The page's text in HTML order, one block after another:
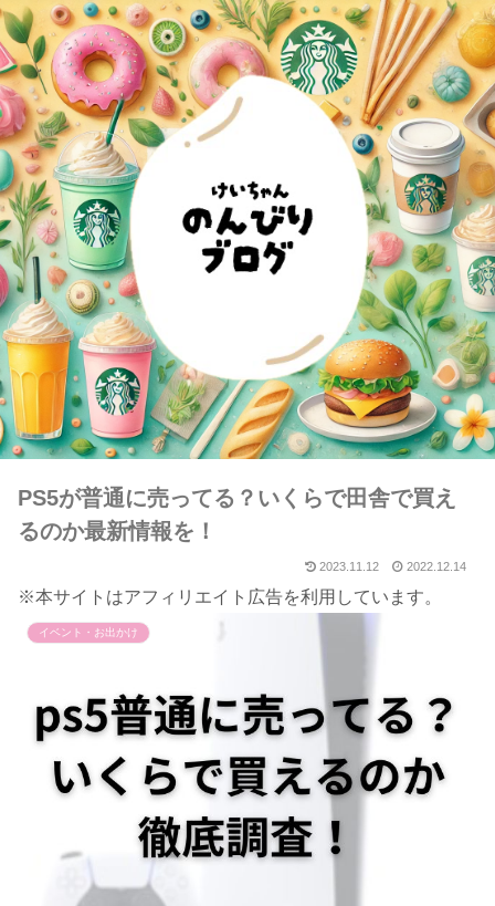
PS5が普通に売ってる？いくらで田舎で買え
るのか最新情報を！
2023.11.12 2022.12.14
※本サイトはアフィリエイト広告を利用しています。
イベント・お出かけ